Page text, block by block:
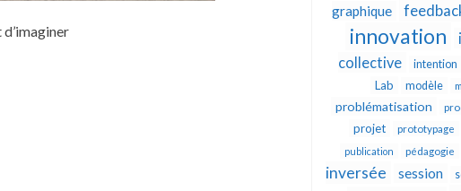
graphique
innovation
collective
intention
Lab modèle
problématisation
projet prototypage
publication pédagogie
inversée
session